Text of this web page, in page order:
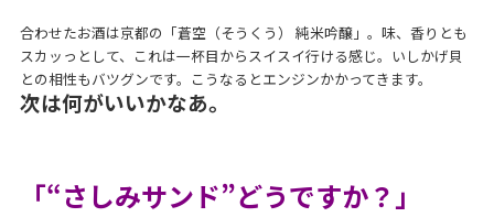
合わせたお酒は京都の「蒼空（そうくう） 純米吟醸」。味、香りとも
スカッっとして、これは一杯目からスイスイ行ける感じ。いしかげ貝
との相性もバツグンです。こうなるとエンジンかかってきます。
次は何がいいかなあ。
「“さしみサンド”どうですか？」